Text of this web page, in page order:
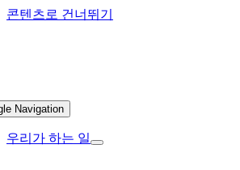
콘텐츠로 건너뛰기
Navigation
우리가 하는 일